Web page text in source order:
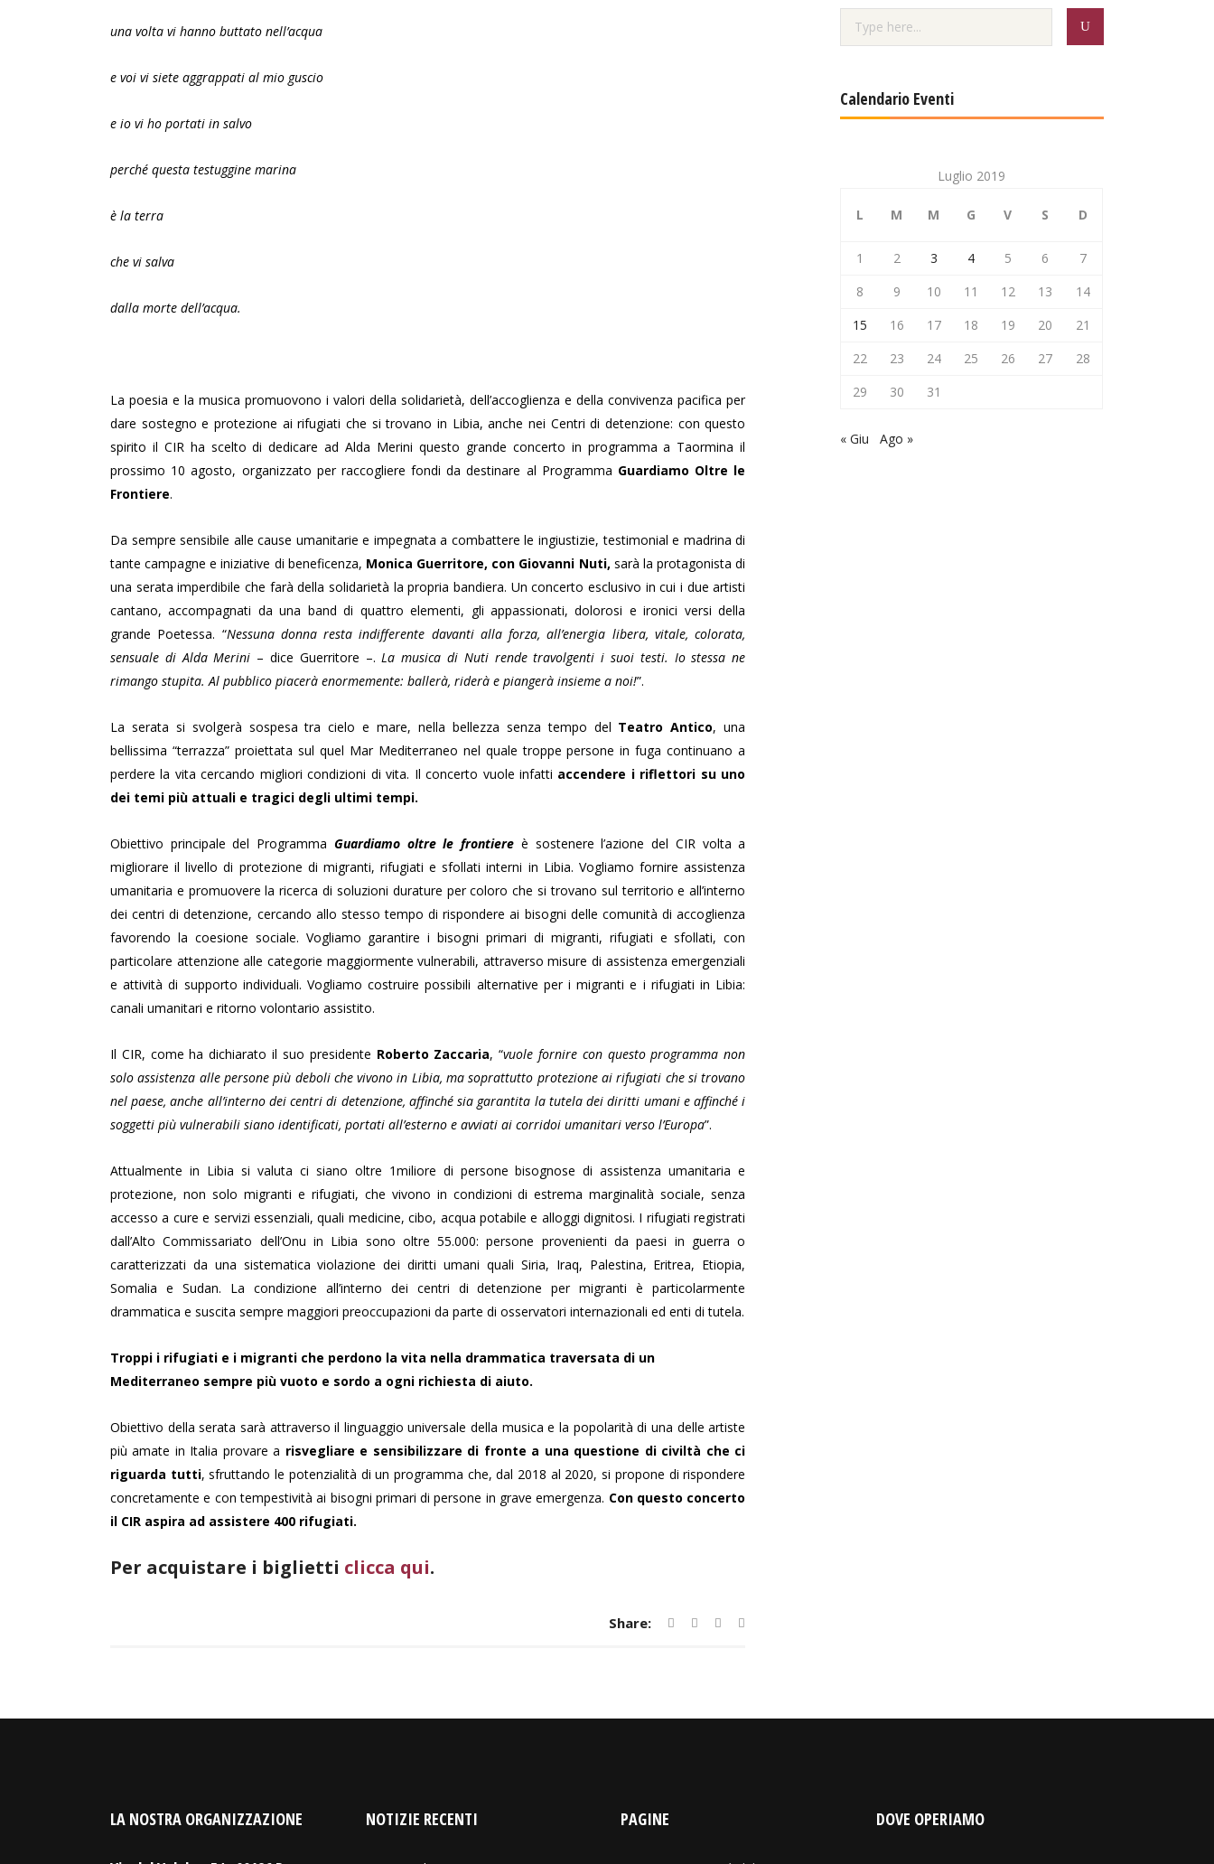
una volta vi hanno buttato nell’acqua
e voi vi siete aggrappati al mio guscio
e io vi ho portati in salvo
perché questa testuggine marina
è la terra
che vi salva
dalla morte dell’acqua.
La poesia e la musica promuovono i valori della solidarietà, dell’accoglienza e della convivenza pacifica per
dare sostegno e protezione ai rifugiati che si trovano in Libia, anche nei Centri di detenzione: con questo
spirito il CIR ha scelto di dedicare ad Alda Merini questo grande concerto in programma a Taormina il
prossimo 10 agosto, organizzato per raccogliere fondi da destinare al Programma Guardiamo Oltre le
Frontiere.
Da sempre sensibile alle cause umanitarie e impegnata a combattere le ingiustizie, testimonial e madrina di
tante campagne e iniziative di beneficenza, Monica Guerritore, con Giovanni Nuti, sarà la protagonista di
una serata imperdibile che farà della solidarietà la propria bandiera. Un concerto esclusivo in cui i due artisti
cantano, accompagnati da una band di quattro elementi, gli appassionati, dolorosi e ironici versi della
grande Poetessa. “Nessuna donna resta indifferente davanti alla forza, all’energia libera, vitale, colorata,
sensuale di Alda Merini – dice Guerritore –. La musica di Nuti rende travolgenti i suoi testi. Io stessa ne
rimango stupita. Al pubblico piacerà enormemente: ballerà, riderà e piangerà insieme a noi!”.
La serata si svolgerà sospesa tra cielo e mare, nella bellezza senza tempo del Teatro Antico, una
bellissima “terrazza” proiettata sul quel Mar Mediterraneo nel quale troppe persone in fuga continuano a
perdere la vita cercando migliori condizioni di vita. Il concerto vuole infatti accendere i riflettori su uno
dei temi più attuali e tragici degli ultimi tempi.
Obiettivo principale del Programma Guardiamo oltre le frontiere è sostenere l’azione del CIR volta a
migliorare il livello di protezione di migranti, rifugiati e sfollati interni in Libia. Vogliamo fornire assistenza
umanitaria e promuovere la ricerca di soluzioni durature per coloro che si trovano sul territorio e all’interno
dei centri di detenzione, cercando allo stesso tempo di rispondere ai bisogni delle comunità di accoglienza
favorendo la coesione sociale. Vogliamo garantire i bisogni primari di migranti, rifugiati e sfollati, con
particolare attenzione alle categorie maggiormente vulnerabili, attraverso misure di assistenza emergenziali
e attività di supporto individuali. Vogliamo costruire possibili alternative per i migranti e i rifugiati in Libia:
canali umanitari e ritorno volontario assistito.
Il CIR, come ha dichiarato il suo presidente Roberto Zaccaria, “vuole fornire con questo programma non
solo assistenza alle persone più deboli che vivono in Libia, ma soprattutto protezione ai rifugiati che si trovano
nel paese, anche all’interno dei centri di detenzione, affinché sia garantita la tutela dei diritti umani e affinché i
soggetti più vulnerabili siano identificati, portati all’esterno e avviati ai corridoi umanitari verso l’Europa”.
Attualmente in Libia si valuta ci siano oltre 1miliore di persone bisognose di assistenza umanitaria e
protezione, non solo migranti e rifugiati, che vivono in condizioni di estrema marginalità sociale, senza
accesso a cure e servizi essenziali, quali medicine, cibo, acqua potabile e alloggi dignitosi. I rifugiati registrati
dall’Alto Commissariato dell’Onu in Libia sono oltre 55.000: persone provenienti da paesi in guerra o
caratterizzati da una sistematica violazione dei diritti umani quali Siria, Iraq, Palestina, Eritrea, Etiopia,
Somalia e Sudan. La condizione all’interno dei centri di detenzione per migranti è particolarmente
drammatica e suscita sempre maggiori preoccupazioni da parte di osservatori internazionali ed enti di tutela.
Troppi i rifugiati e i migranti che perdono la vita nella drammatica traversata di un
Mediterraneo sempre più vuoto e sordo a ogni richiesta di aiuto.
Obiettivo della serata sarà attraverso il linguaggio universale della musica e la popolarità di una delle artiste
più amate in Italia provare a risvegliare e sensibilizzare di fronte a una questione di civiltà che ci
riguarda tutti, sfruttando le potenzialità di un programma che, dal 2018 al 2020, si propone di rispondere
concretamente e con tempestività ai bisogni primari di persone in grave emergenza. Con questo concerto
il CIR aspira ad assistere 400 rifugiati.
Per acquistare i biglietti clicca qui.
Share:
Calendario Eventi
Luglio 2019
L M M G V S D
1 2 3 4 5 6
7
8
9 10 11 12 13
14
15
16 17 18 19 20
21
22
23 24 25 26 27
28
29
30 31
« Giu Ago »
LA NOSTRA ORGANIZZAZIONE NOTIZIE RECENTI PAGINE DOVE OPERIAMO